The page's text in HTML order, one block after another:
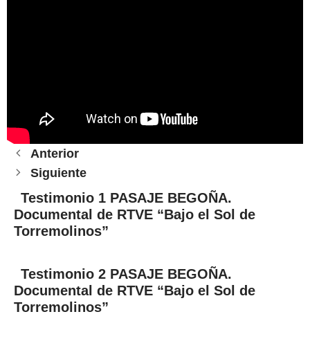
Anterior
Siguiente
Testimonio 1 PASAJE BEGOÑA.
Documental de RTVE “Bajo el Sol de
Torremolinos”
Testimonio 2 PASAJE BEGOÑA.
Documental de RTVE “Bajo el Sol de
Torremolinos”